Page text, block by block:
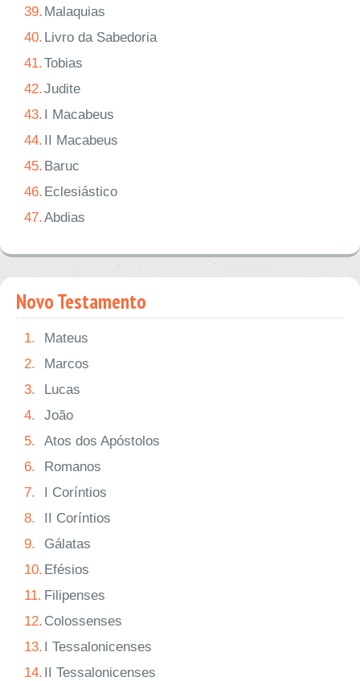
39. Malaquias
40. Livro da Sabedoria
41.Tobias
42.Judite
43. I Macabeus
44. II Macabeus
45. Baruc
46. Eclesiástico
47.Abdias
Novo Testamento
1.
Mateus
2.
Marcos
3.
Lucas
4.
João
5.
Atos dos Apóstolos
6.
Romanos
7.
I Coríntios
8.
II Coríntios
9.
Gálatas
10. Efésios
11. Filipenses
12. Colossenses
13. I Tessalonicenses
14. II Tessalonicenses